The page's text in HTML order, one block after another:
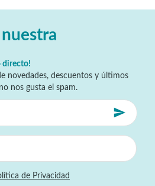
directo!
novedades, descuentos y últimos
nos gusta el spam.
de Privacidad